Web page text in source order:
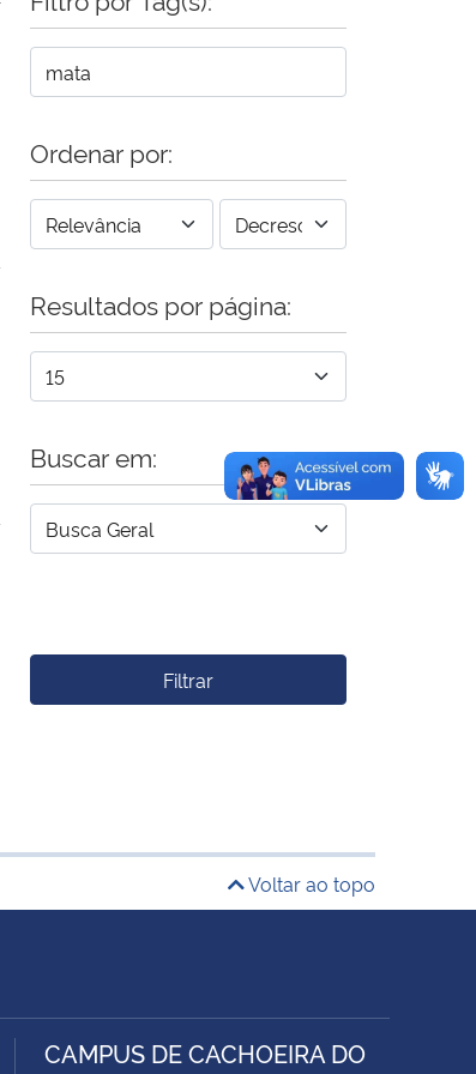
Ordenar por:
Resultados por página:
Buscar em:
Filtrar
Voltar ao topo
CAMPUS DE CACHOEIRA DO